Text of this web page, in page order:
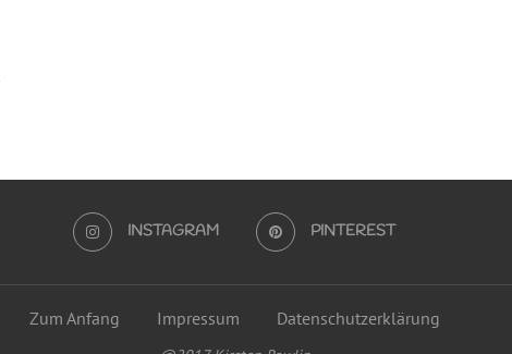
INSTAGRAM PINTEREST
Zum Anfang Impressum Datenschutzerklärung